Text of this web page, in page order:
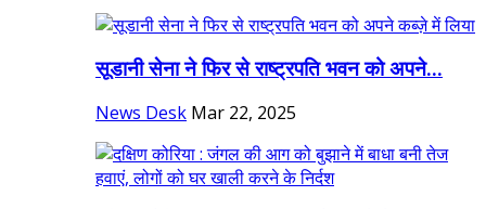
सूडानी सेना ने फिर से राष्ट्रपति भवन को अपने...
News Desk Mar 22, 2025